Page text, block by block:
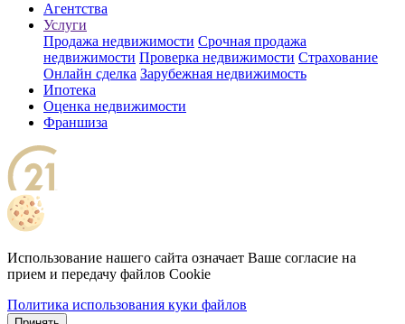
Агентства
Услуги
Продажа недвижимости Срочная продажа
недвижимости Проверка недвижимости Страхование
Онлайн сделка Зарубежная недвижимость
Ипотека
Оценка недвижимости
Франшиза
Использование нашего сайта означает Ваше согласие на
прием и передачу файлов Cookie
Политика использования куки файлов